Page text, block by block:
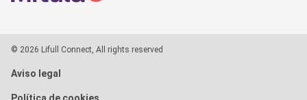
© 2026 Lifull Connect, All rights reserved
Aviso legal